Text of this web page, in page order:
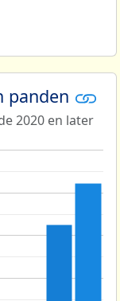
panden
2020 en later